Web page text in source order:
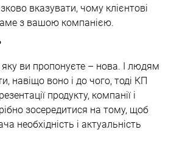
вказувати, чому клієнтові
з вашою компанією.
ви пропонуєте – нова. І людям
навіщо воно і до чого, тоді КП
продукту, компанії і
зосередитися на тому, щоб
необхідність і актуальність